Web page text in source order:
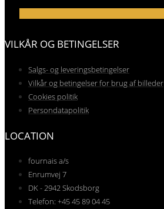
VILKÅR OG BETINGELSER
Salgs- og leveringsbetingelser
Vilkår og betingelser for brug af billeder
Cookies politik
Persondatapolitik
LOCATION
fournais a/s
Enrumvej 7
DK - 2942 Skodsborg
Telefon: +45 45 89 04 45